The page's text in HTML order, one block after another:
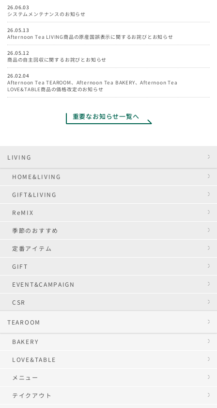
26.06.03
システムメンテナンスのお知らせ
26.05.13
Afternoon Tea LIVING商品の原産国誤表示に関するお詫びとお知らせ
26.05.12
商品の自主回収に関するお詫びとお知らせ
26.02.04
Afternoon Tea TEAROOM、Afternoon Tea BAKERY、Afternoon Tea
LOVE&TABLE商品の価格改定のお知らせ
重要なお知らせ一覧へ
LIVING
HOME&LIVING
GIFT&LIVING
ReMIX
季節のおすすめ
定番アイテム
GIFT
EVENT&CAMPAIGN
CSR
TEAROOM
BAKERY
LOVE&TABLE
メニュー
テイクアウト